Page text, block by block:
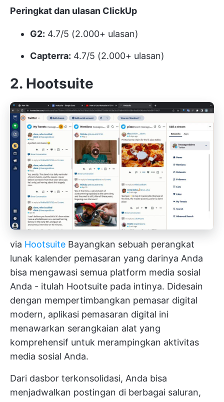
Peringkat dan ulasan ClickUp
G2: 4.7/5 (2.000+ ulasan)
Capterra: 4.7/5 (2.000+ ulasan)
2. Hootsuite
via Hootsuite Bayangkan sebuah perangkat
lunak kalender pemasaran yang darinya Anda
bisa mengawasi semua platform media sosial
Anda - itulah Hootsuite pada intinya. Didesain
dengan mempertimbangkan pemasar digital
modern, aplikasi pemasaran digital ini
menawarkan serangkaian alat yang
komprehensif untuk merampingkan aktivitas
media sosial Anda.
Dari dasbor terkonsolidasi, Anda bisa
menjadwalkan postingan di berbagai saluran,